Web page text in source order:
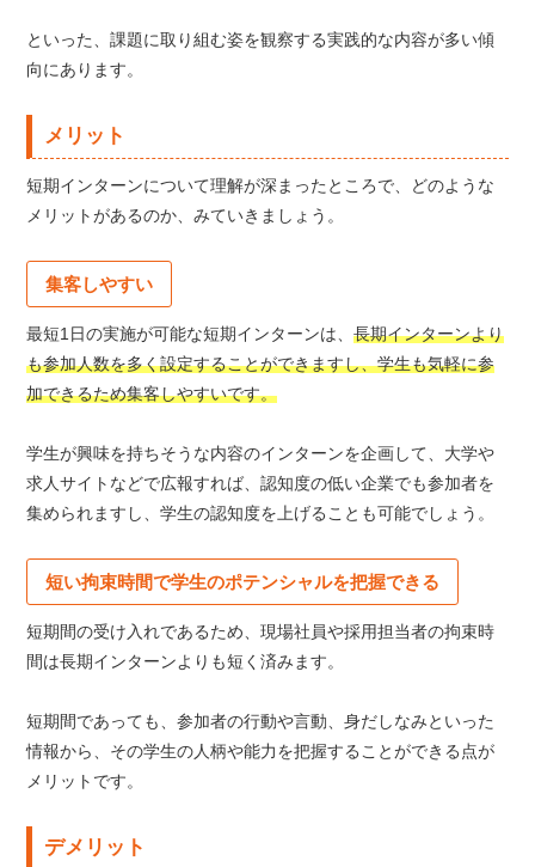
といった、課題に取り組む姿を観察する実践的な内容が多い傾
向にあります。
メリット
短期インターンについて理解が深まったところで、どのような
メリットがあるのか、みていきましょう。
集客しやすい
最短1日の実施が可能な短期インターンは、長期インターンより
も参加人数を多く設定することができますし、学生も気軽に参
加できるため集客しやすいです。
学生が興味を持ちそうな内容のインターンを企画して、大学や
求人サイトなどで広報すれば、認知度の低い企業でも参加者を
集められますし、学生の認知度を上げることも可能でしょう。
短い拘束時間で学生のポテンシャルを把握できる
短期間の受け入れであるため、現場社員や採用担当者の拘束時
間は長期インターンよりも短く済みます。
短期間であっても、参加者の行動や言動、身だしなみといった
情報から、その学生の人柄や能力を把握することができる点が
メリットです。
デメリット